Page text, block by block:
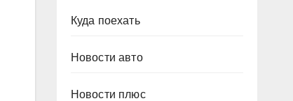
Куда поехать
Новости авто
Новости плюс